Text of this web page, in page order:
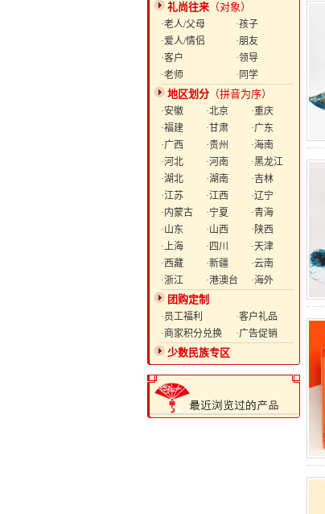
礼尚往来 （对象）
·老人/父母
·孩子
·爱人/情侣
·朋友
·客户
·领导
·老师
·同学
地区划分 （拼音为序）
·安徽 ·北京
·重庆
·福建
·甘肃
·广东
·广西
·贵州
·海南
·河北
·河南
·黑龙江
·湖北
·湖南
·吉林
·江苏
·江西
·辽宁
·内蒙古
·宁夏
·青海
·山东
·山西
·陕西
·上海
·四川
·天津
·西藏
·新疆
·云南
·浙江
·港澳台 ·海外
团购定制
·员工福利
·客户礼品
·商家积分兑换
·广告促销
少数民族专区